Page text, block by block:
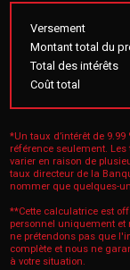
Versement
Montant total du
Total des intérêts
Coût total
*Un taux d’intérêt de
référence seulement.
varier en raison de
taux directeur de la
nommer que quelques-
**Cette calculatrice est
personnel uniquement
ne prétendons pas que
complète et nous ne
à votre situation.